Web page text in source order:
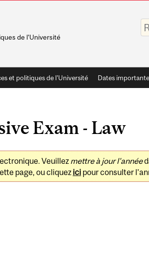
de l'Université
vos
et politiques de l'Université Dates
Exam - Law
Veuillez mettre à jour l'année
page, ou cliquez icipour consulter